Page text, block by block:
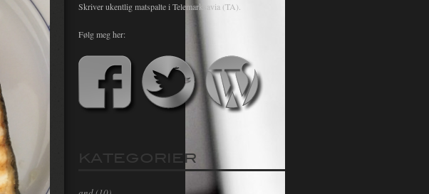
Skriver ukentlig matspalte i Telemarksavia (TA).
Følg meg her:
KATEGORIER